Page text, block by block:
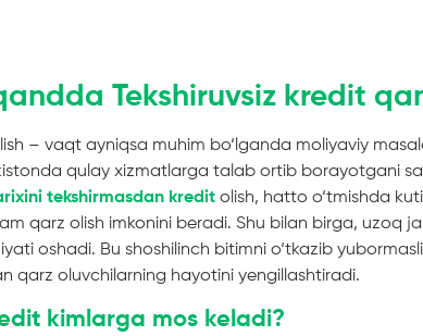
Tekshiruvsiz kredit
– vaqt ayniqsa muhim bo‘lganda moliyaviy
qulay xizmatlarga talab ortib borayotgani
tekshirmasdan kredit olish, hatto o‘tmishda
qarz olish imkonini beradi. Shu bilan birga, uzoq
oshadi. Bu shoshilinch bitimni o‘tkazib
qarz oluvchilarning hayotini yengillashtiradi.
kimlarga mos keladi?